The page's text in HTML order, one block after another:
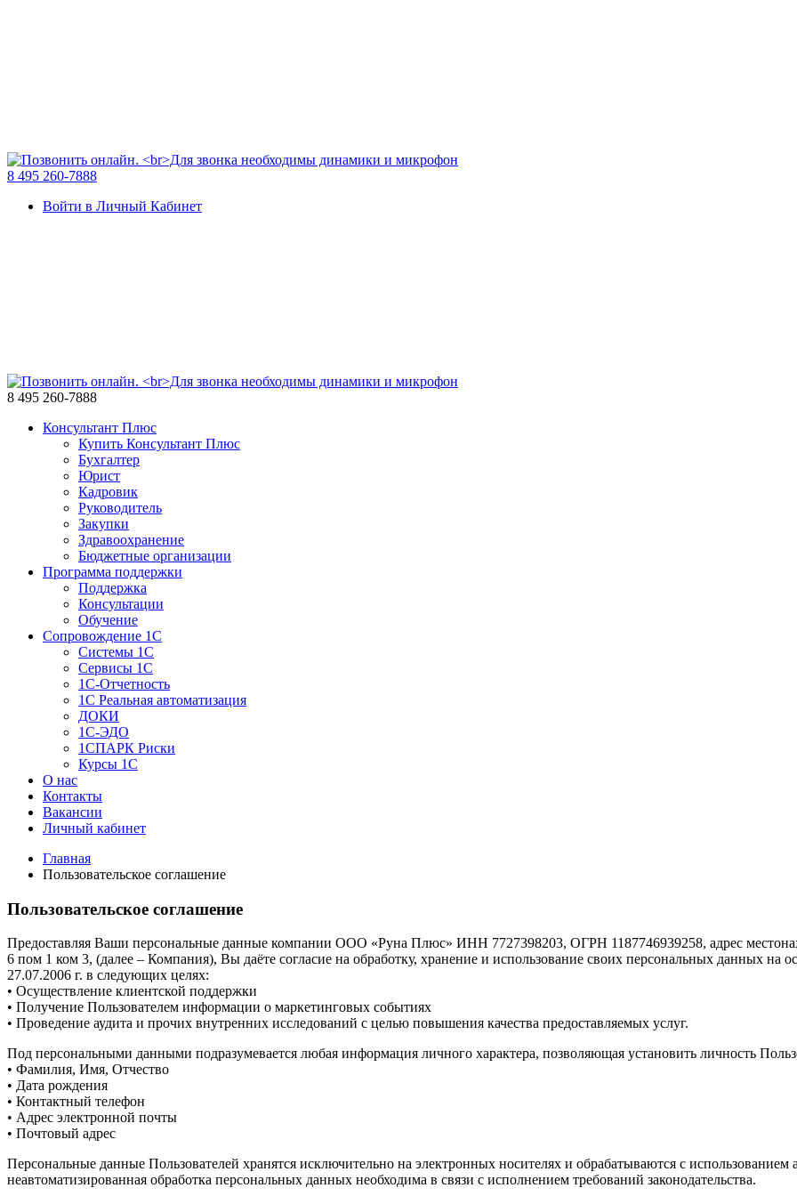
8 495 260-7888
Войти в Личный Кабинет
8 495 260-7888
Консультант Плюс
Купить Консультант Плюс
Бухгалтер
Юрист
Кадровик
Руководитель
Закупки
Здравоохранение
Бюджетные организации
Программа поддержки
Поддержка
Консультации
Обучение
Сопровождение 1С
Системы 1С
Сервисы 1С
1C-Отчетность
1С Реальная автоматизация
ДОКИ
1C-ЭДО
1СПАРК Риски
Курсы 1С
О нас
Контакты
Вакансии
Личный кабинет
Главная
Пользовательское соглашение
Пользовательское соглашение
Предоставляя Ваши персональные данные компании ООО «Руна Плюс» ИНН 7727398203, ОГРН 1187746939258, адрес
6 пом 1 ком 3, (далее – Компания), Вы даёте согласие на обработку, хранение и использование своих персональных данных
27.07.2006 г. в следующих целях:
• Осуществление клиентской поддержки
• Получение Пользователем информации о маркетинговых событиях
• Проведение аудита и прочих внутренних исследований с целью повышения качества предоставляемых услуг.
Под персональными данными подразумевается любая информация личного характера, позволяющая установить личность
• Фамилия, Имя, Отчество
• Дата рождения
• Контактный телефон
• Адрес электронной почты
• Почтовый адрес
Персональные данные Пользователей хранятся исключительно на электронных носителях и обрабатываются с
неавтоматизированная обработка персональных данных необходима в связи с исполнением требований законодательства.